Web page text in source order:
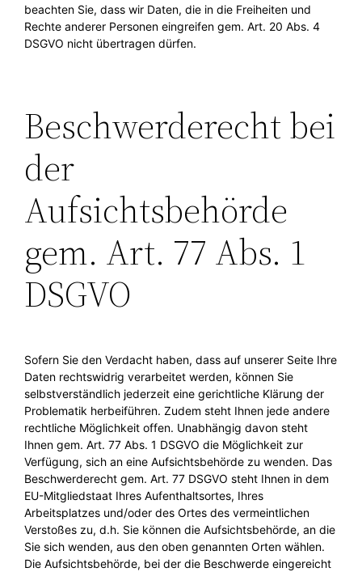
beachten Sie, dass wir Daten, die in die Freiheiten und
Rechte anderer Personen eingreifen gem. Art. 20 Abs. 4
DSGVO nicht übertragen dürfen.
Beschwerderecht bei
der
Aufsichtsbehörde
gem. Art. 77 Abs. 1
DSGVO
Sofern Sie den Verdacht haben, dass auf unserer Seite Ihre
Daten rechtswidrig verarbeitet werden, können Sie
selbstverständlich jederzeit eine gerichtliche Klärung der
Problematik herbeiführen. Zudem steht Ihnen jede andere
rechtliche Möglichkeit offen. Unabhängig davon steht
Ihnen gem. Art. 77 Abs. 1 DSGVO die Möglichkeit zur
Verfügung, sich an eine Aufsichtsbehörde zu wenden. Das
Beschwerderecht gem. Art. 77 DSGVO steht Ihnen in dem
EU-Mitgliedstaat Ihres Aufenthaltsortes, Ihres
Arbeitsplatzes und/oder des Ortes des vermeintlichen
Verstoßes zu, d.h. Sie können die Aufsichtsbehörde, an die
Sie sich wenden, aus den oben genannten Orten wählen.
Die Aufsichtsbehörde, bei der die Beschwerde eingereicht